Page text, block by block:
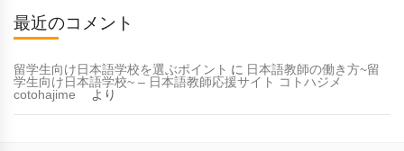
最近のコメント
留学生向け日本語学校を選ぶポイント に 日本語教師の働き方~留
学生向け日本語学校~ – 日本語教師応援サイト コトハジメ
cotohajime
より